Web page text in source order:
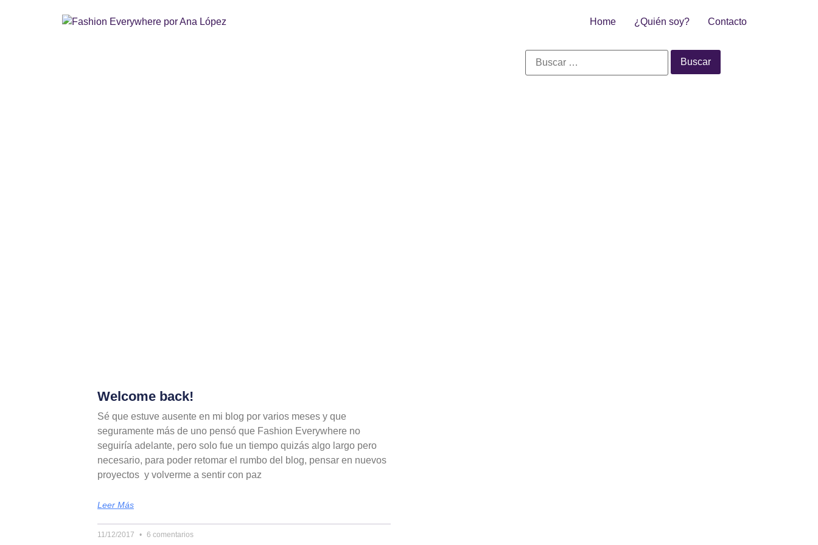
Home ¿Quién soy? Contacto
Welcome back!
Sé que estuve ausente en mi blog por varios meses y que
seguramente más de uno pensó que Fashion Everywhere no
seguiría adelante, pero solo fue un tiempo quizás algo largo pero
necesario, para poder retomar el rumbo del blog, pensar en nuevos
proyectos y volverme a sentir con paz
Leer Más
11/12/2017 6 comentarios